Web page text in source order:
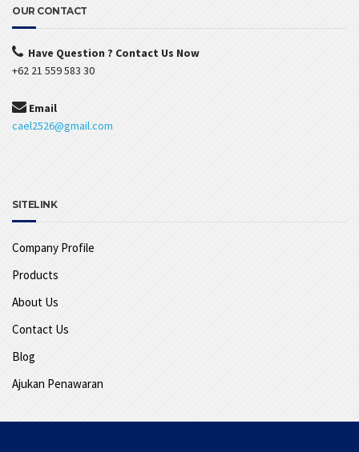
OUR CONTACT
Have Question ? Contact Us Now
+62 21 559 583 30
Email
cael2526@gmail.com
SITELINK
Company Profile
Products
About Us
Contact Us
Blog
Ajukan Penawaran